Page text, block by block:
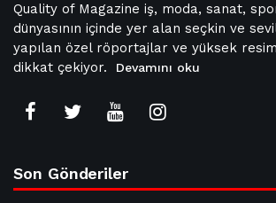
Quality of Magazine iş, moda, sanat,
dünyasının içinde yer alan seçkin ve
yapılan özel röportajlar ve yüksek
dikkat çekiyor.
Devamını oku
Son Gönderiler